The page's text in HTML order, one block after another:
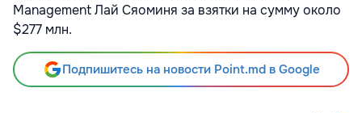
Management Лай Сяоминя за взятки на сумму около
$277 млн.
Подпишитесь на новости Point.md в Google